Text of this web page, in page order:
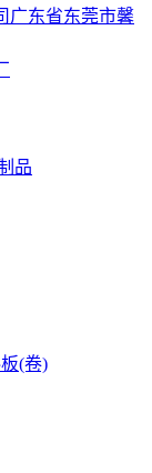
广东省东莞市馨
品
(卷)